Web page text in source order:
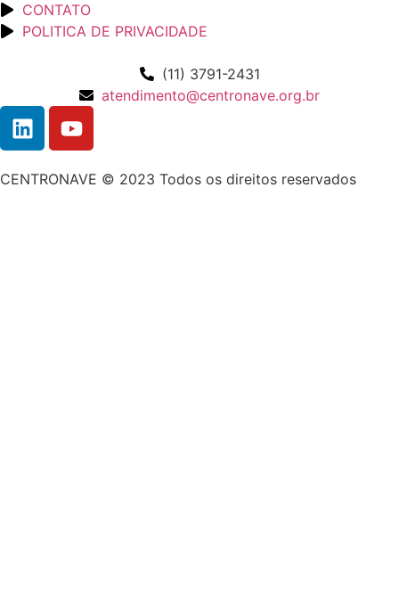
CONTATO
POLITICA DE PRIVACIDADE
(11) 3791-2431
atendimento@centronave.org.br
CENTRONAVE © 2023 Todos os direitos reservados